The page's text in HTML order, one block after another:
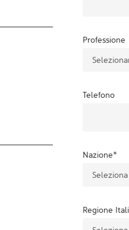
Professione
Telefono
Nazione*
Regione